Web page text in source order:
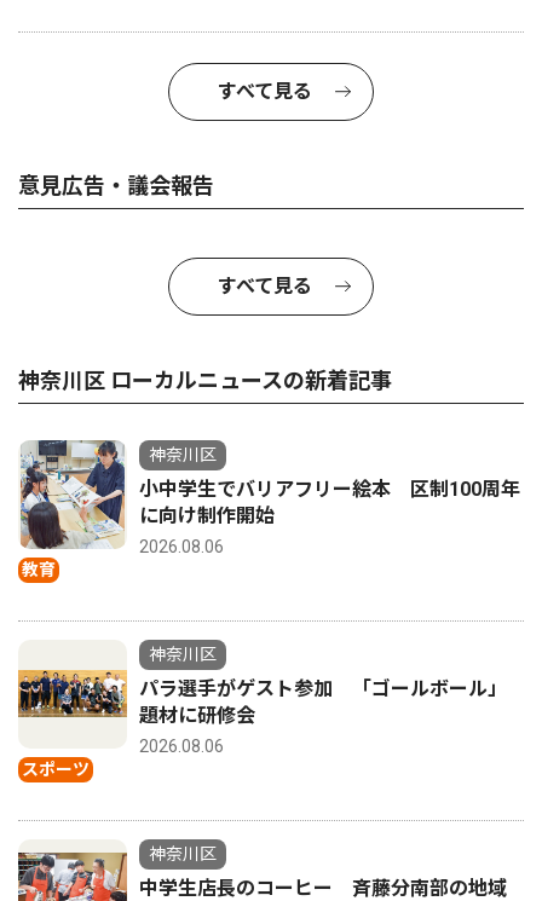
すべて見る
意見広告・議会報告
すべて見る
神奈川区 ローカルニュースの新着記事
教育
神奈川区
小中学生でバリアフリー絵本 区制100周年
に向け制作開始
2026.08.06
スポーツ
神奈川区
パラ選手がゲスト参加 「ゴールボール」
題材に研修会
2026.08.06
神奈川区
中学生店長のコーヒー 斉藤分南部の地域